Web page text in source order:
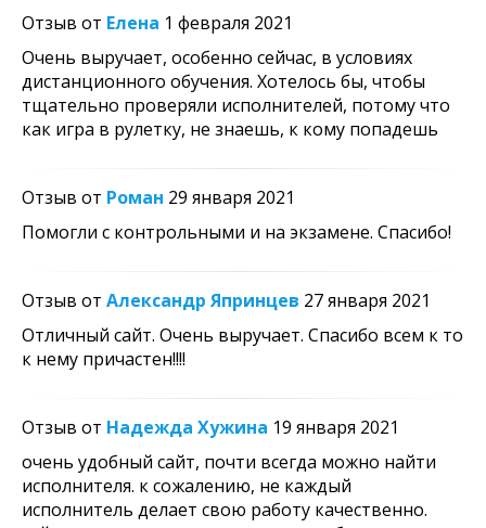
Отзыв от Елена 1 февраля 2021
Очень выручает, особенно сейчас, в условиях
дистанционного обучения. Хотелось бы, чтобы
тщательно проверяли исполнителей, потому что
как игра в рулетку, не знаешь, к кому попадешь
Отзыв от Роман 29 января 2021
Помогли с контрольными и на экзамене. Спасибо!
Отзыв от Александр Япринцев 27 января 2021
Отличный сайт. Очень выручает. Спасибо всем к то
к нему причастен!!!!
Отзыв от Надежда Хужина 19 января 2021
очень удобный сайт, почти всегда можно найти
исполнителя. к сожалению, не каждый
исполнитель делает свою работу качественно.